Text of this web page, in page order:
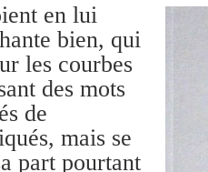
en lui
bien, qui
les courbes
des mots
de
mais se
part pourtant